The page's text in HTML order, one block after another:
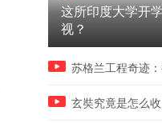
蜷缩在课桌下躲避枪击！
这所印度大学开
视？
苏格兰工程奇迹
玄奘究竟是怎么